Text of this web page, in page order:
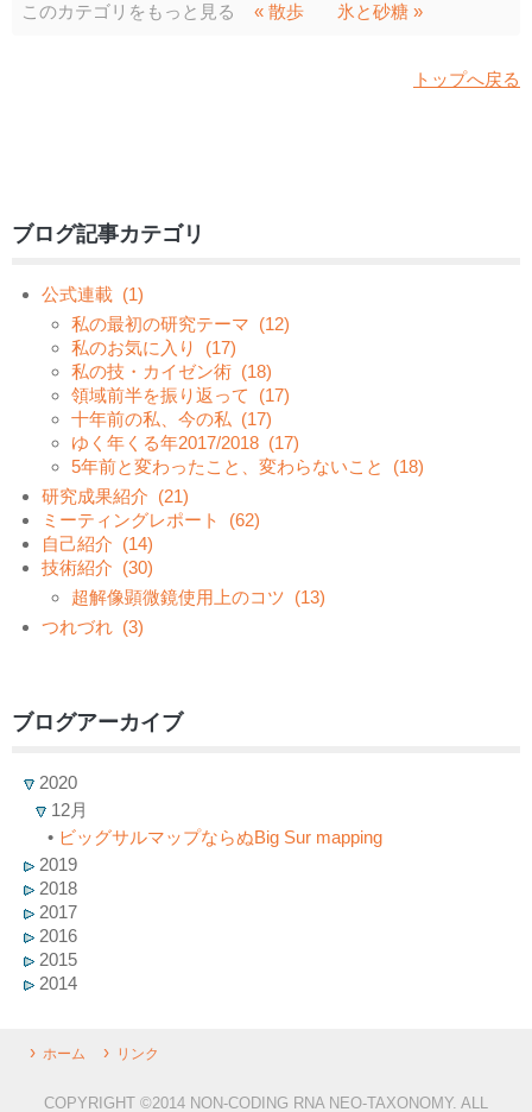
このカテゴリをもっと見る « 散歩 氷と砂糖 »
トップへ戻る
ブログ記事カテゴリ
公式連載 (1)
私の最初の研究テーマ (12)
私のお気に入り
(17)
私の技・カイゼン術 (18)
領域前半を振り返って
(17)
十年前の私、今の私 (17)
ゆく年くる年2017/2018 (17)
5年前と変わったこと、変わらないこと
(18)
研究成果紹介 (21)
ミーティングレポート
(62)
自己紹介 (14)
技術紹介 (30)
超解像顕微鏡使用上のコツ (13)
つれづれ (3)
ブログアーカイブ
2020
12月
• ビッグサルマップならぬBig Sur mapping
2019
2018
2017
2016
2015
2014
ホーム リンク
COPYRIGHT ©2014 NON-CODING RNA NEO-TAXONOMY. ALL